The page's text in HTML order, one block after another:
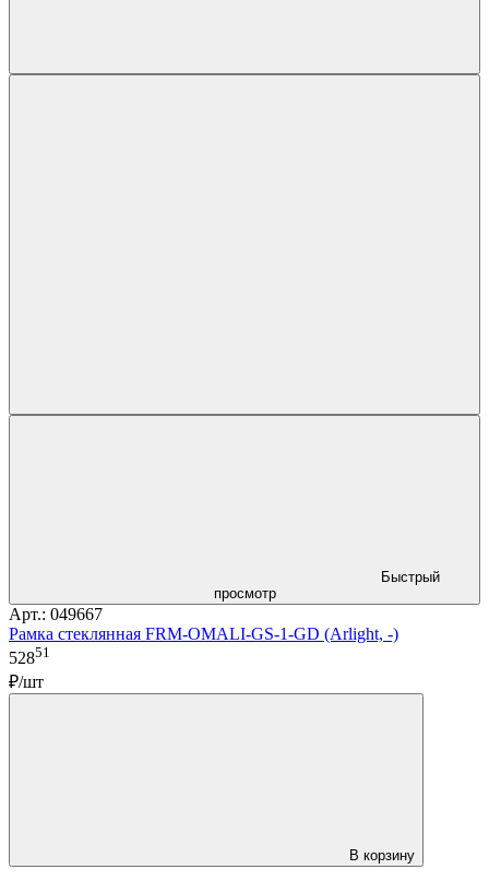
Быстрый
просмотр
Арт.: 049667
Рамка стеклянная FRM-OMALI-GS-1-GD (Arlight, -)
52851
₽/шт
В корзину